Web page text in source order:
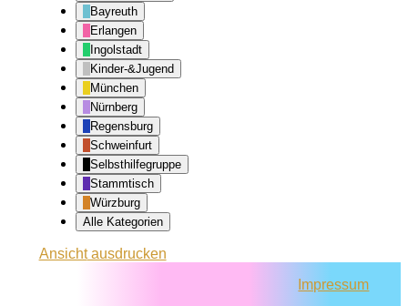
Bayreuth
Erlangen
Ingolstadt
Kinder-&Jugend
München
Nürnberg
Regensburg
Schweinfurt
Selbsthilfegruppe
Stammtisch
Würzburg
Alle Kategorien
Ansichtausdrucken
Impressum